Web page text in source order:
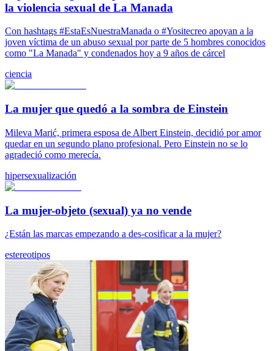
la violencia sexual de La Manada
Con hashtags #EstaEsNuestraManada o #Yositecreo apoyan a la
joven víctima de un abuso sexual por parte de 5 hombres conocidos
como "La Manada" y condenados hoy a 9 años de cárcel
ciencia
La mujer que quedó a la sombra de Einstein
Mileva Marić, primera esposa de Albert Einstein, decidió por amor
quedar en un segundo plano profesional. Pero Einstein no se lo
agradeció como merecía.
hipersexualización
La mujer-objeto (sexual) ya no vende
¿Están las marcas empezando a des-cosificar a la mujer?
estereotipos